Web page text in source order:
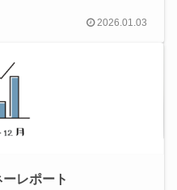
2026.01.03
レポート